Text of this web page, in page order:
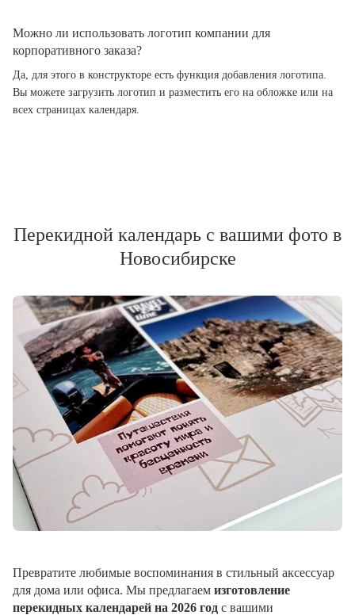
Можно ли использовать логотип компании для
корпоративного заказа?
Да, для этого в конструкторе есть функция добавления логотипа.
Вы можете загрузить логотип и разместить его на обложке или на
всех страницах календаря.
Перекидной календарь с вашими фото в
Новосибирске
Превратите любимые воспоминания в стильный аксессуар
для дома или офиса. Мы предлагаем изготовление
перекидных календарей на 2026 год с вашими